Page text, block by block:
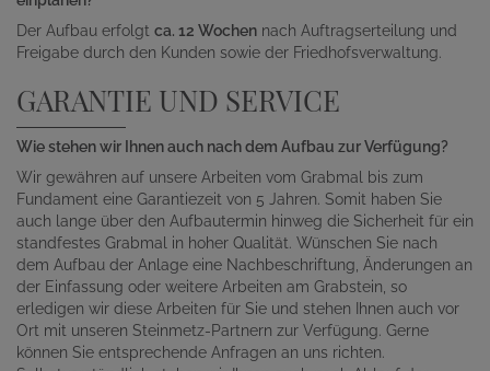
Der Aufbau erfolgt ca. 12 Wochen nach Auftragserteilung und
Freigabe durch den Kunden sowie der Friedhofsverwaltung.
GARANTIE UND SERVICE
Wie stehen wir Ihnen auch nach dem Aufbau zur Verfügung?
Wir gewähren auf unsere Arbeiten vom Grabmal bis zum
Fundament eine Garantiezeit von 5 Jahren. Somit haben Sie
auch lange über den Aufbautermin hinweg die Sicherheit für ein
standfestes Grabmal in hoher Qualität. Wünschen Sie nach
dem Aufbau der Anlage eine Nachbeschriftung, Änderungen an
der Einfassung oder weitere Arbeiten am Grabstein, so
erledigen wir diese Arbeiten für Sie und stehen Ihnen auch vor
Ort mit unseren Steinmetz-Partnern zur Verfügung. Gerne
können Sie entsprechende Anfragen an uns richten.